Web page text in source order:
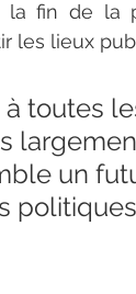
la fin de la
les lieux
toutes
un